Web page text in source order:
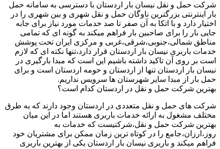
شرکت حمل و نقل نیسان بار اردستان با دسترسی به سامانه حمل
بار اینترنتی بزرگترین ناوگان حمل و نقل شهری و بین شهری را در
اختیار دارد و با اتکا به آن صفر تا صد خدمات مورد نیاز برای جابه
جایی بار را برای صاحبین بار فراهم میکند به گونه ای که تمامی
مناطق شمالی،جنوبی،شرقی،غربی و مرکزی ایران تحت پوشش
خدمات باربری نیسان بار اردستان قرار دارد،تنها نکته ای که لازم
است بر روی آن تاکید داشته باشیم این است که مبدا بارگیری در
نیسان بار اردستان تنها از اردستان و حومه اردستان است و برای
حمل بار از مبدا سایر شهرستان ها سرویس نداریم.
بهترین شرکت حمل و نقل در اردستان کدام است؟
شرکت های حمل و نقل متعددی در اردستان وجود دارند که به طرق
مختلف مشغول به ارائه خدمات باربری هستند اما در این میان
بهترین شرکت حمل و نقل،شرکتیست که خدمات به
روز،ارزان،جامع را در کوتاه ترین زمان ممکن برای مشتریان خود
فراهم میکند و باربری نیسان بار اردستان یکی از بهترین باربری